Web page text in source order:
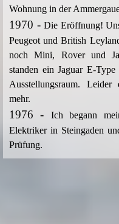
Wohnung in der
1970 - Die Eröffnung!
Peugeot und British
noch Mini, Rover und
standen ein Jaguar E-
Ausstellungsraum.
mehr.
1976 -
Ich begann
Elektriker in Steingaden
Prüfung.